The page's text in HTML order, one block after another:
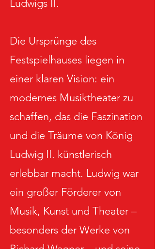
Ludwigs II.
Die Ursprünge des
Festspielhauses liegen in
einer klaren Vision: ein
modernes Musiktheater zu
schaffen, das die Faszination
und die Träume von König
Ludwig II. künstlerisch
erlebbar macht. Ludwig war
ein großer Förderer von
Musik, Kunst und Theater –
besonders der Werke von